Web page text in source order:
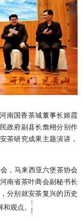
南国香茶城董事长姬霞
政府副县长詹栩分别作
茶研究成果主题演讲，
，马来西亚六堡茶协会
南省茶叶商会副秘书长
分别就安茶复兴的历史
观点。